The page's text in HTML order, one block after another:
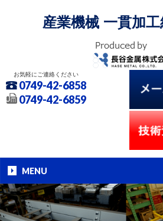
産業機械 一貫加
お気軽にご連絡ください
0749-42-6858
0749-42-6859
MENU